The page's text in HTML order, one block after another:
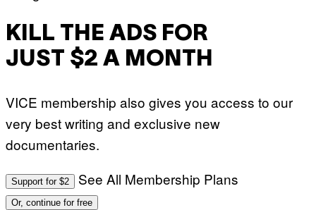
KILL THE ADS FOR
JUST $2 A MONTH
VICE membership also gives you access to our
very best writing and exclusive new
documentaries.
Support for $2 See All Membership Plans
Or, continue for free